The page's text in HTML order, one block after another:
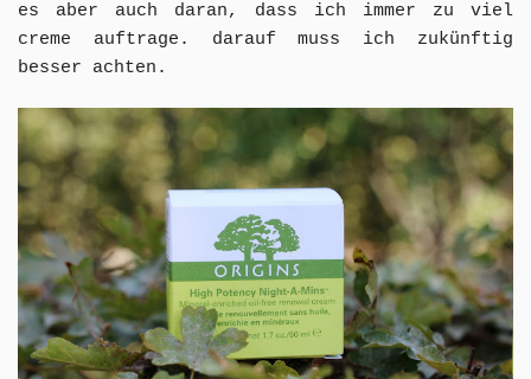
es aber auch daran, dass ich immer zu viel
creme auftrage. darauf muss ich zukünftig
besser achten.